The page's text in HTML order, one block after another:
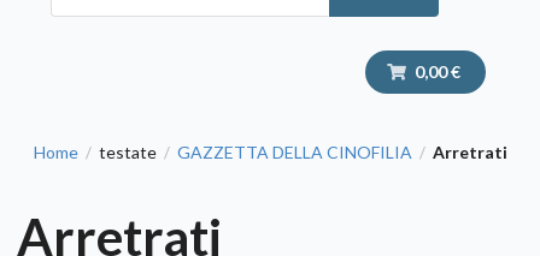
0,00 €
Home / testate / GAZZETTA DELLA CINOFILIA / Arretrati
Arretrati